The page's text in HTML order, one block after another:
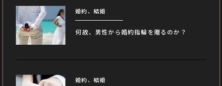
婚約、結婚
何故、男性から婚約指輪を贈るのか？
婚約、結婚